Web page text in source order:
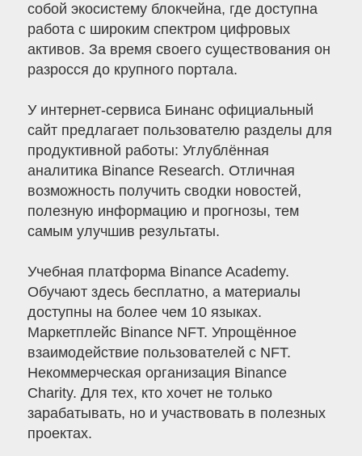
собой экосистему блокчейна, где доступна
работа с широким спектром цифровых
активов. За время своего существования он
разросся до крупного портала.
У интернет-сервиса Бинанс официальный
сайт предлагает пользователю разделы для
продуктивной работы: Углублённая
аналитика Binance Research. Отличная
возможность получить сводки новостей,
полезную информацию и прогнозы, тем
самым улучшив результаты.
Учебная платформа Binance Academy.
Обучают здесь бесплатно, а материалы
доступны на более чем 10 языках.
Маркетплейс Binance NFT. Упрощённое
взаимодействие пользователей с NFT.
Некоммерческая организация Binance
Charity. Для тех, кто хочет не только
зарабатывать, но и участвовать в полезных
проектах.